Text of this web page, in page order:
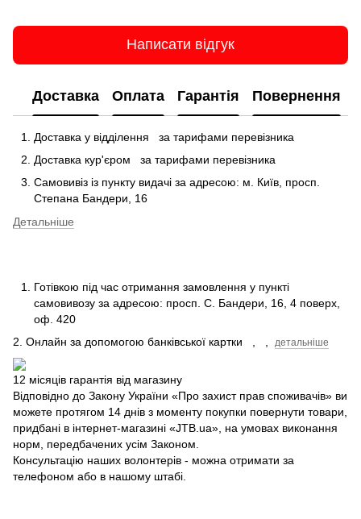
Написати відгук
Доставка Оплата Гарантія Повернення
Доставка у відділення
за тарифами перевізника
Доставка кур'єром
за тарифами перевізника
Самовивіз із пункту видачі за адресою: м. Київ, просп.
Степана Бандери, 16
Детальніше
Готівкою під час отримання замовлення у пункті
самовивозу за адресою: просп. С. Бандери, 16, 4 поверх,
оф. 420
2. Онлайн за допомогою банківської картки
детальніше
12 місяців гарантія від магазину
Відповідно до Закону України «Про захист прав споживачів» ви
можете протягом 14 днів з моменту покупки повернути товари,
придбані в інтернет-магазині «JTB.ua», на умовах виконання
норм, передбачених усім Законом.
Консультацію наших волонтерів - можна отримати за
телефоном або в нашому штабі.